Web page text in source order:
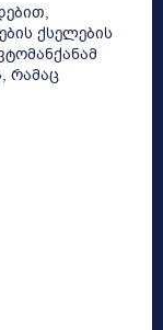
ქსელების
რამაც